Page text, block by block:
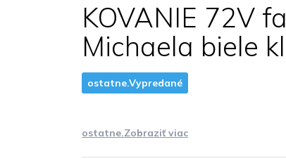
KOVANIE 72V
Michaela biele
ostatne.Vypredané
ostatne.Zobraziť viac